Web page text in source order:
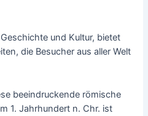
und Kultur, bietet
die Besucher aus aller Welt
beeindruckende römische
1. Jahrhundert n. Chr. ist